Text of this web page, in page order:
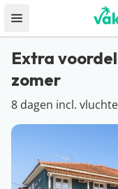
Open menu
Extra
zomer
8 dagen incl.